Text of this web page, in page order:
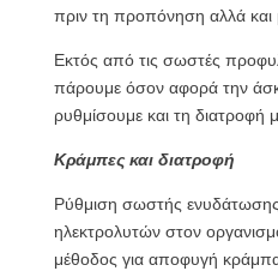
πριν τη προπόνηση αλλά και
Εκτός από τις σωστές
πάρουμε όσον αφορά την
ρυθμίσουμε και τη διατροφή
Κράμπες και διατροφή
Ρύθμιση σωστής ενυδάτωσης
ηλεκτρολυτών στον
μέθοδος για αποφυγή